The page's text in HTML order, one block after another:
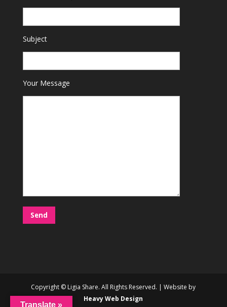
Subject
Your Message
Copyright © Ligia Share. All Rights Reserved. | Website by
Heavy Web Design
Translate »